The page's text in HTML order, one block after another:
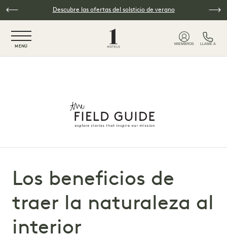
Ir al contenido principalDescubre las ofertas del solsticio de verano
MENÚ
MIEMBROS LLAME A
Los beneficios de
traer la naturaleza al
interior